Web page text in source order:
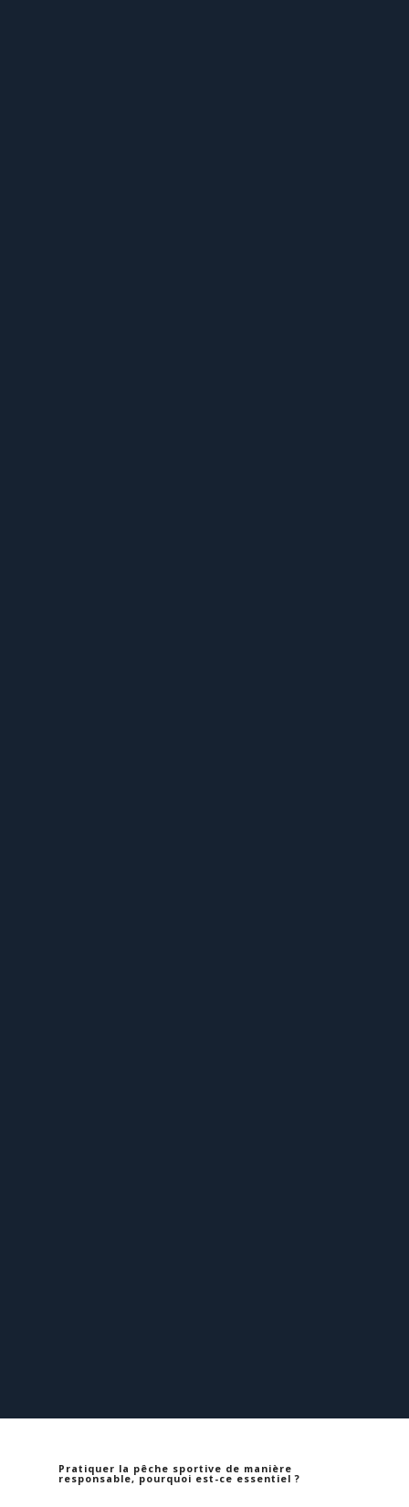
Pratiquer la pêche sportive de manière
responsable, pourquoi est-ce essentiel ?